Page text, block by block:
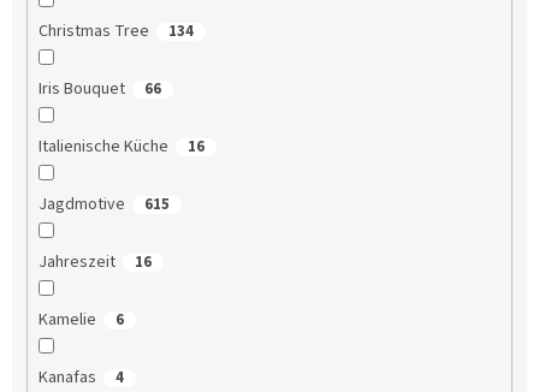
Christmas Tree 134
Iris Bouquet 66
Italienische Küche 16
Jagdmotive 615
Jahreszeit 16
Kamelie 6
Kanafas 4